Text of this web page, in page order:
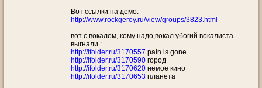
Вот ссылки на демо:
http://www.rockgeroy.ru/view/groups/3823.html
вот с вокалом, кому надо,вокал убогий вокалиста
выгнали.:
http://ifolder.ru/3170557 pain is gone
http://ifolder.ru/3170590 город
http://ifolder.ru/3170620 немое кино
http://ifolder.ru/3170653 планета